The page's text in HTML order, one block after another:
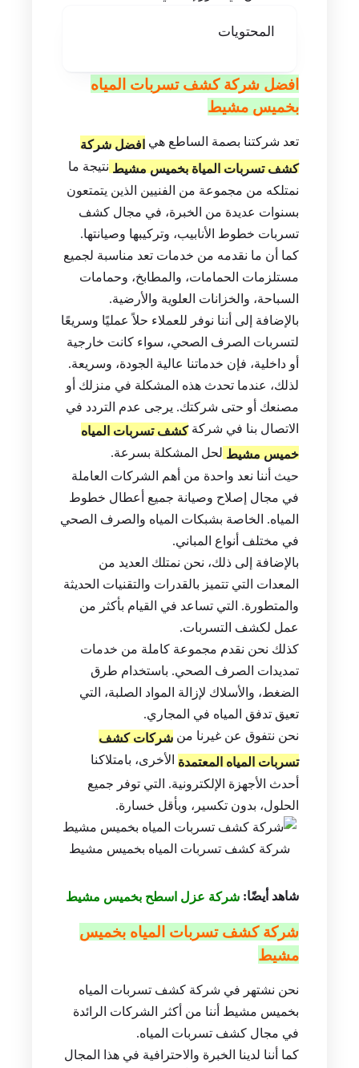
المحتويات
افضل شركة كشف تسربات المياه
بخميس مشيط
تعد شركتنا بصمة الساطع هي افضل شركة
كشف تسربات المياة بخميس مشيط نتيجة ما
نمتلكه من مجموعة من الفنيين الذين يتمتعون
بسنوات عديدة من الخبرة، في مجال كشف
تسربات خطوط الأنابيب، وتركيبها وصيانتها.
كما أن ما نقدمه من خدمات تعد مناسبة لجميع
مستلزمات الحمامات، والمطابخ، وحمامات
السباحة، والخزانات العلوية والأرضية.
بالإضافة إلى أننا نوفر للعملاء حلاً عمليًا وسريعًا
لتسربات الصرف الصحي، سواء كانت خارجية
أو داخلية، فإن خدماتنا عالية الجودة، وسريعة.
لذلك، عندما تحدث هذه المشكلة في منزلك أو
مصنعك أو حتى شركتك. يرجى عدم التردد في
الاتصال بنا في شركةكشف تسربات المياه
خميس مشيط لحل المشكلة بسرعة.
حيث أننا نعد واحدة من أهم الشركات العاملة
في مجال إصلاح وصيانة جميع أعطال خطوط
المياه. الخاصة بشبكات المياه والصرف الصحي
في مختلف أنواع المباني.
بالإضافة إلى ذلك، نحن نمتلك العديد من
المعدات التي تتميز بالقدرات والتقنيات الحديثة
والمتطورة. التي تساعد في القيام بأكثر من
عمل لكشف التسربات.
كذلك نحن نقدم مجموعة كاملة من خدمات
تمديدات الصرف الصحي. باستخدام طرق
الضغط، والأسلاك لإزالة المواد الصلبة، التي
تعيق تدفق المياه في المجاري.
نحن نتفوق عن غيرنا من شركات كشف
تسربات المياه المعتمدة الأخرى، بامتلاكنا
أحدث الأجهزة الإلكترونية. التي توفر جميع
الحلول، بدون تكسير، وبأقل خسارة.
شركة كشف تسربات المياه بخميس مشيط
شاهد أيضًا: شركة عزل اسطح بخميس مشيط
شركة كشف تسربات المياه بخميس
مشيط
نحن نشتهر في شركة كشف تسربات المياه
بخميس مشيط أننا من أكثر الشركات الرائدة
في مجال كشف تسربات المياه.
كما أننا لدينا الخبرة والاحترافية في هذا المجال